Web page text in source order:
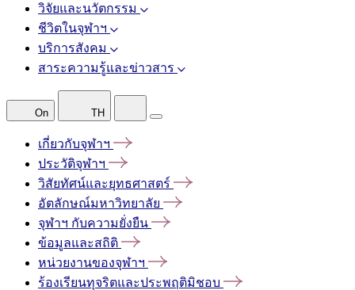
วิจัยและนวัตกรรม
ชีวิตในจุฬาฯ
บริการสังคม
สาระความรู้และข่าวสาร
On TH
เกี่ยวกับจุฬาฯ
ประวัติจุฬาฯ
วิสัยทัศน์และยุทธศาสตร์
อัตลักษณ์มหาวิทยาลัย
จุฬาฯ กับความยั่งยืน
ข้อมูลและสถิติ
หน่วยงานของจุฬาฯ
ร้องเรียนทุจริตและประพฤติมิชอบ